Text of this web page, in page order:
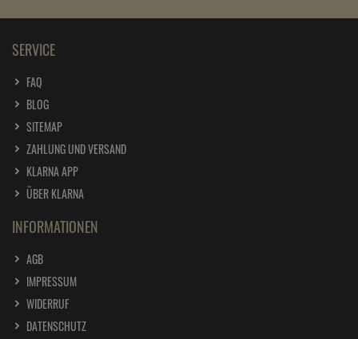
SERVICE
FAQ
BLOG
SITEMAP
ZAHLUNG UND VERSAND
KLARNA APP
ÜBER KLARNA
INFORMATIONEN
AGB
IMPRESSUM
WIDERRUF
DATENSCHUTZ